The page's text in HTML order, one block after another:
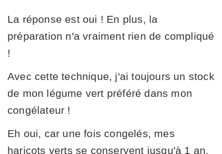
La réponse est oui ! En plus, la
préparation n'a vraiment rien de compliqué
!
Avec cette technique, j'ai toujours un stock
de mon légume vert préféré dans mon
congélateur !
Eh oui, car une fois congelés, mes
haricots verts se conservent jusqu'à 1 an.